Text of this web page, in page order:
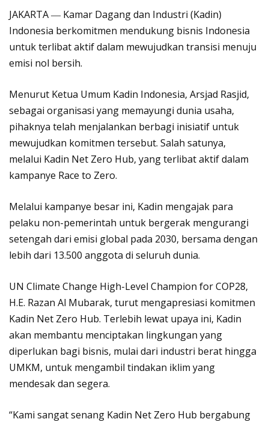
JAKARTA ― Kamar Dagang dan Industri (Kadin)
Indonesia berkomitmen mendukung bisnis Indonesia
untuk terlibat aktif dalam mewujudkan transisi menuju
emisi nol bersih.
Menurut Ketua Umum Kadin Indonesia, Arsjad Rasjid,
sebagai organisasi yang memayungi dunia usaha,
pihaknya telah menjalankan berbagi inisiatif untuk
mewujudkan komitmen tersebut. Salah satunya,
melalui Kadin Net Zero Hub, yang terlibat aktif dalam
kampanye Race to Zero.
Melalui kampanye besar ini, Kadin mengajak para
pelaku non-pemerintah untuk bergerak mengurangi
setengah dari emisi global pada 2030, bersama dengan
lebih dari 13.500 anggota di seluruh dunia.
UN Climate Change High-Level Champion for COP28,
H.E. Razan Al Mubarak, turut mengapresiasi komitmen
Kadin Net Zero Hub. Terlebih lewat upaya ini, Kadin
akan membantu menciptakan lingkungan yang
diperlukan bagi bisnis, mulai dari industri berat hingga
UMKM, untuk mengambil tindakan iklim yang
mendesak dan segera.
“Kami sangat senang Kadin Net Zero Hub bergabung